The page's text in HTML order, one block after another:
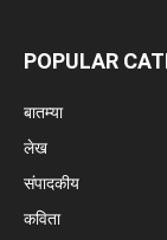
POPULAR
बातम्या
लेख
संपादकीय
कविता